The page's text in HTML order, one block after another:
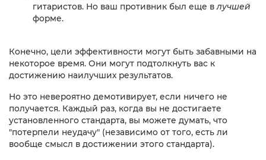
гитаристов. Но ваш противник был еще в лучшей
форме.
Конечно, цели эффективности могут быть забавными на
некоторое время. Они могут подтолкнуть вас к
достижению наилучших результатов.
Но это невероятно демотивирует, если ничего не
получается. Каждый раз, когда вы не достигаете
установленного стандарта, вы можете думать, что
"потерпели неудачу" (независимо от того, есть ли
вообще смысл в достижении этого стандарта).